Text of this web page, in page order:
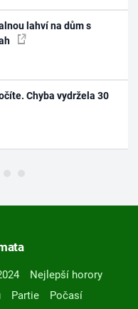
lahví na dům s
Chyba vydržela 30
Nejlepší horory
Partie
Počasí